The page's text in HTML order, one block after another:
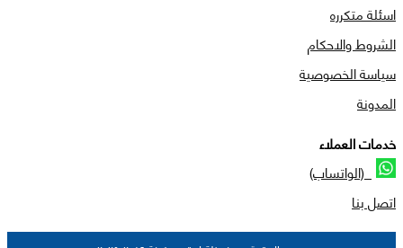
اسئلة متكرره
الشروط والاحكام
سياسة الخصوصية
المدونة
خدمات العملاء
(الواتساب)
اتصل بنا